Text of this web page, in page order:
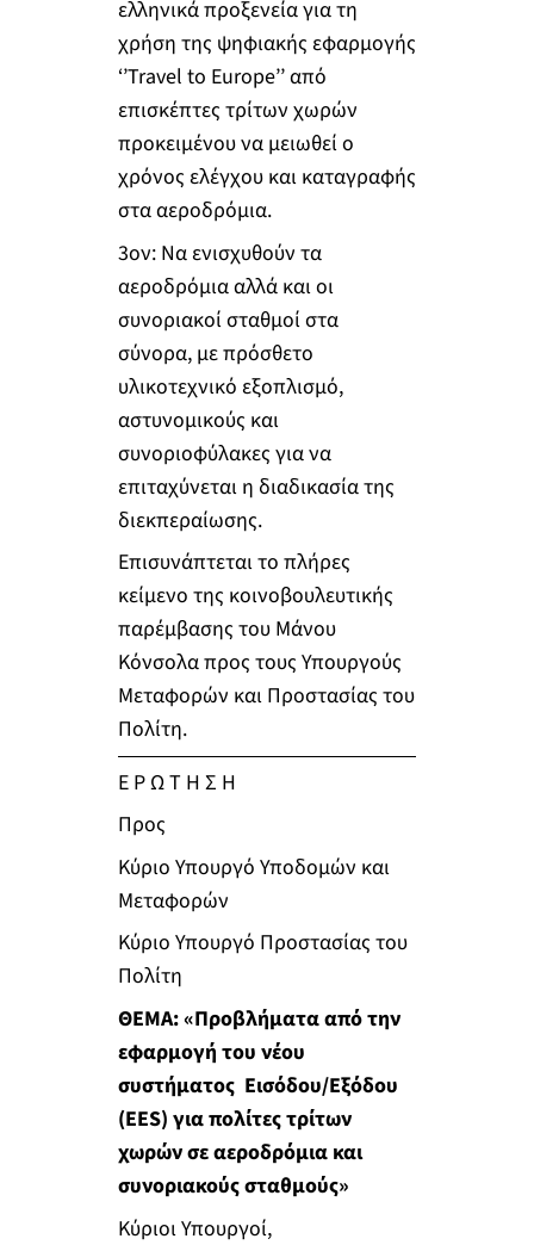
ελληνικά προξενεία για τη
χρήση της ψηφιακής εφαρμογής
‘’Travel to Europe’’ από
επισκέπτες τρίτων χωρών
προκειμένου να μειωθεί ο
χρόνος ελέγχου και καταγραφής
στα αεροδρόμια.
3ον: Να ενισχυθούν τα
αεροδρόμια αλλά και οι
συνοριακοί σταθμοί στα
σύνορα, με πρόσθετο
υλικοτεχνικό εξοπλισμό,
αστυνομικούς και
συνοριοφύλακες για να
επιταχύνεται η διαδικασία της
διεκπεραίωσης.
Επισυνάπτεται το πλήρες
κείμενο της κοινοβουλευτικής
παρέμβασης του Μάνου
Κόνσολα προς τους Υπουργούς
Μεταφορών και Προστασίας του
Πολίτη.
Ε Ρ Ω Τ Η Σ Η
Προς
Κύριο Υπουργό Υποδομών και
Μεταφορών
Κύριο Υπουργό Προστασίας του
Πολίτη
ΘΕΜΑ: «Προβλήματα από την
εφαρμογή του νέου
συστήματος Εισόδου/Εξόδου
(EES) για πολίτες τρίτων
χωρών σε αεροδρόμια και
συνοριακούς σταθμούς»
Κύριοι Υπουργοί,